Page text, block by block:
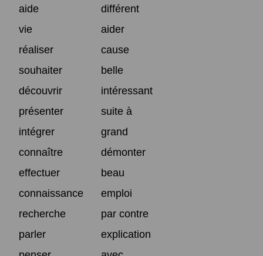
aide
différent
vie
aider
réaliser
cause
souhaiter
belle
découvrir
intéressant
présenter
suite à
intégrer
grand
connaître
démonter
effectuer
beau
connaissance
emploi
recherche
par contre
parler
explication